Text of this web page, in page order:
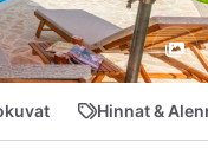
Hinnat &